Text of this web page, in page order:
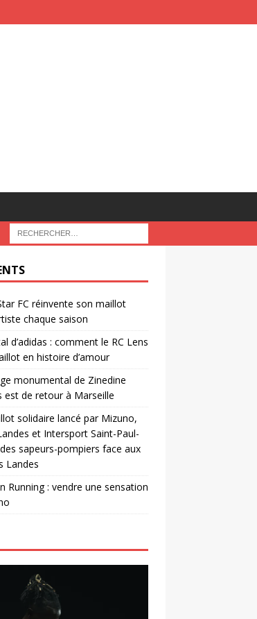
FC réinvente son maillot
chaque saison
d’adidas : comment le RC Lens
en histoire d’amour
monumental de Zinedine
est de retour à Marseille
solidaire lancé par Mizuno,
et Intersport Saint-Paul-
sapeurs-pompiers face aux
Landes
Running : vendre une sensation